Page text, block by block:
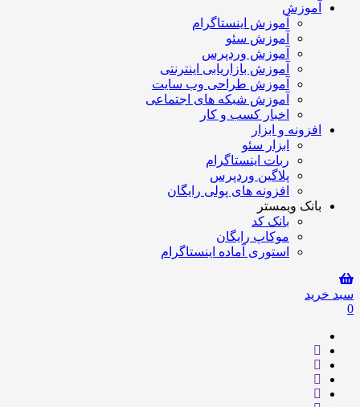
آموزش
آموزش اینستاگرام
آموزش سئو
آموزش وردپرس
آموزش بازاریابی اینترنتی
آموزش طراحی وب سایت
آموزش شبکه های اجتماعی
اخبار کسب و کار
افزونه و ابزار
ابزار سئو
ربات اینستاگرام
پلاگین وردپرس
افزونه های پولی رایگان
بانک وبمستر
بانک کد
موکاپ رایگان
استوری آماده اینستاگرام
سبد خرید
0